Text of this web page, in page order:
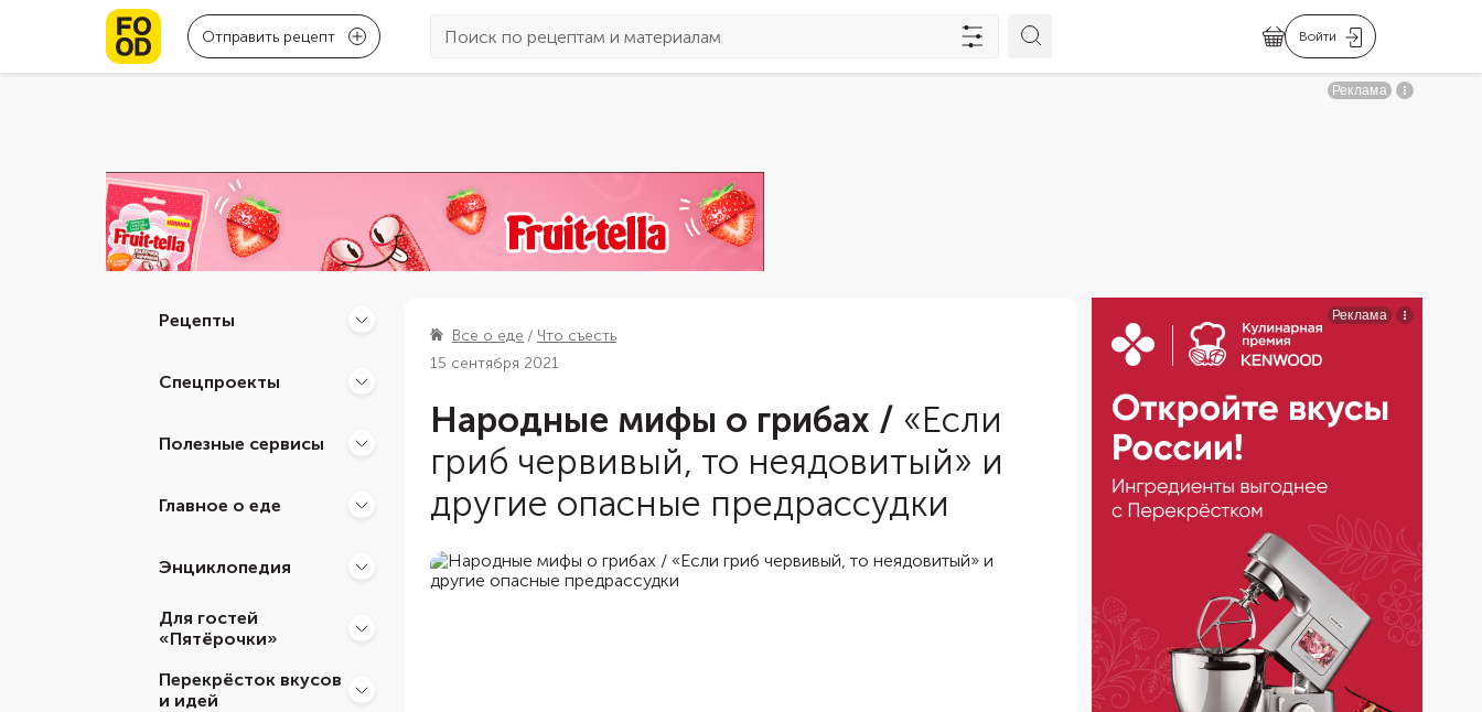
Отправить рецепт Войти
Рецепты
Спецпроекты
Полезные сервисы
Главное о еде
Энциклопедия
Для гостей
«Пятёрочки»
Перекрёсток вкусов
и идей
Все о еде
Что съесть
15 сентября 2021
Народные мифы о грибах / «Если
гриб червивый, то неядовитый» и
другие опасные предрассудки